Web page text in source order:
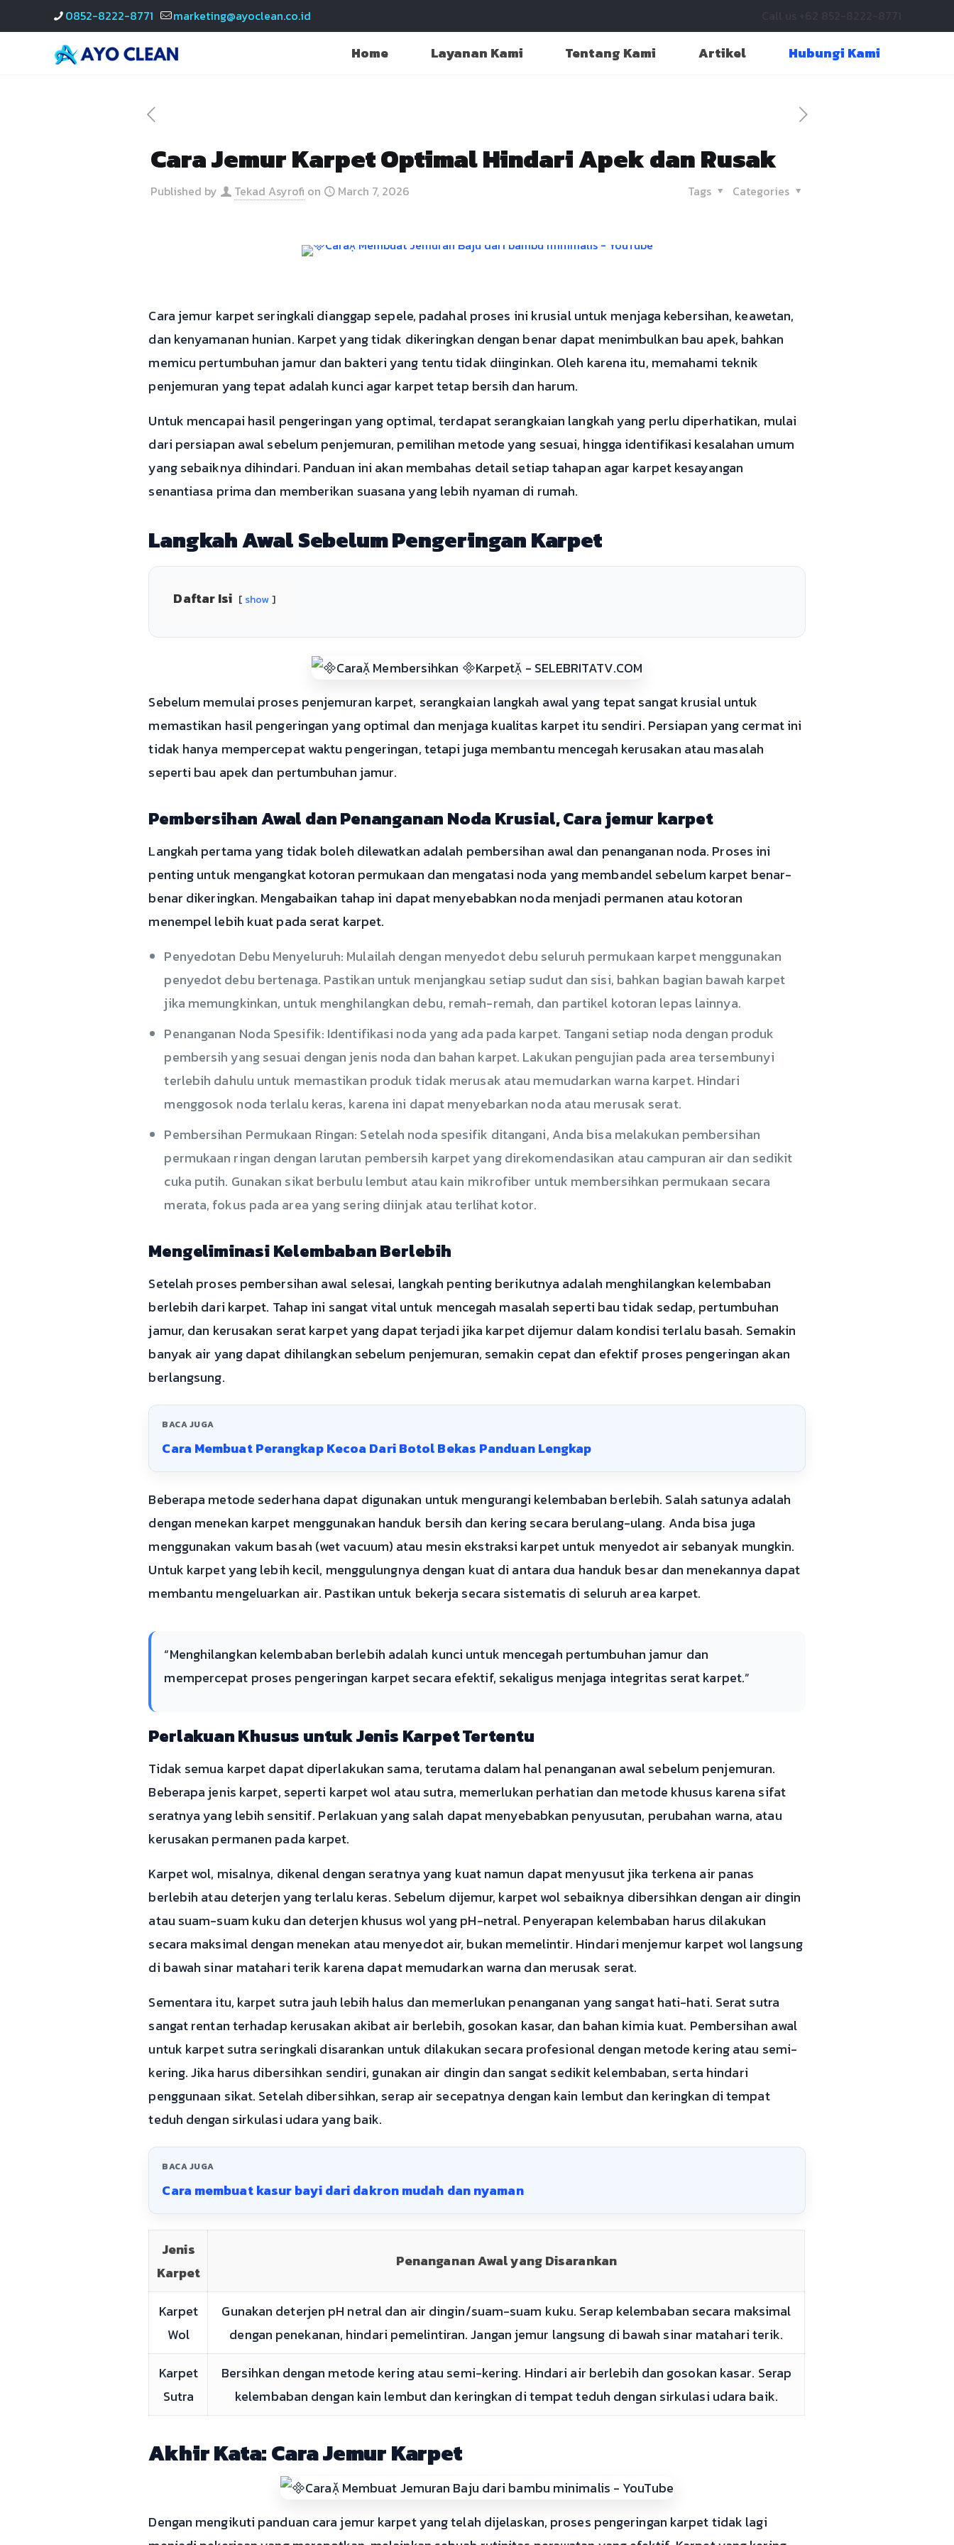
0852-8222-8771 marketing@ayoclean.co.id
Home Layanan Kami Tentang Kami Artikel Hubungi Kami
Cara Jemur Karpet Optimal Hindari Apek dan Rusak
Published by Tekad Asyrofi on March 7, 2026 Categories
Tags
Cara jemur karpet seringkali dianggap sepele, padahal proses ini krusial untuk menjaga kebersihan, keawetan,
dan kenyamanan hunian. Karpet yang tidak dikeringkan dengan benar dapat menimbulkan bau apek, bahkan
memicu pertumbuhan jamur dan bakteri yang tentu tidak diinginkan. Oleh karena itu, memahami teknik
penjemuran yang tepat adalah kunci agar karpet tetap bersih dan harum.
Untuk mencapai hasil pengeringan yang optimal, terdapat serangkaian langkah yang perlu diperhatikan, mulai
dari persiapan awal sebelum penjemuran, pemilihan metode yang sesuai, hingga identifikasi kesalahan umum
yang sebaiknya dihindari. Panduan ini akan membahas detail setiap tahapan agar karpet kesayangan
senantiasa prima dan memberikan suasana yang lebih nyaman di rumah.
Langkah Awal Sebelum Pengeringan Karpet
Daftar Isi show
Sebelum memulai proses penjemuran karpet, serangkaian langkah awal yang tepat sangat krusial untuk
memastikan hasil pengeringan yang optimal dan menjaga kualitas karpet itu sendiri. Persiapan yang cermat ini
tidak hanya mempercepat waktu pengeringan, tetapi juga membantu mencegah kerusakan atau masalah
seperti bau apek dan pertumbuhan jamur.
Pembersihan Awal dan Penanganan Noda Krusial, Cara jemur karpet
Langkah pertama yang tidak boleh dilewatkan adalah pembersihan awal dan penanganan noda. Proses ini
penting untuk mengangkat kotoran permukaan dan mengatasi noda yang membandel sebelum karpet benar-
benar dikeringkan. Mengabaikan tahap ini dapat menyebabkan noda menjadi permanen atau kotoran
menempel lebih kuat pada serat karpet.
Penyedotan Debu Menyeluruh: Mulailah dengan menyedot debu seluruh permukaan karpet menggunakan
penyedot debu bertenaga. Pastikan untuk menjangkau setiap sudut dan sisi, bahkan bagian bawah karpet
jika memungkinkan, untuk menghilangkan debu, remah-remah, dan partikel kotoran lepas lainnya.
Penanganan Noda Spesifik: Identifikasi noda yang ada pada karpet. Tangani setiap noda dengan produk
pembersih yang sesuai dengan jenis noda dan bahan karpet. Lakukan pengujian pada area tersembunyi
terlebih dahulu untuk memastikan produk tidak merusak atau memudarkan warna karpet. Hindari
menggosok noda terlalu keras, karena ini dapat menyebarkan noda atau merusak serat.
Pembersihan Permukaan Ringan: Setelah noda spesifik ditangani, Anda bisa melakukan pembersihan
permukaan ringan dengan larutan pembersih karpet yang direkomendasikan atau campuran air dan sedikit
cuka putih. Gunakan sikat berbulu lembut atau kain mikrofiber untuk membersihkan permukaan secara
merata, fokus pada area yang sering diinjak atau terlihat kotor.
Mengeliminasi Kelembaban Berlebih
Setelah proses pembersihan awal selesai, langkah penting berikutnya adalah menghilangkan kelembaban
berlebih dari karpet. Tahap ini sangat vital untuk mencegah masalah seperti bau tidak sedap, pertumbuhan
jamur, dan kerusakan serat karpet yang dapat terjadi jika karpet dijemur dalam kondisi terlalu basah. Semakin
banyak air yang dapat dihilangkan sebelum penjemuran, semakin cepat dan efektif proses pengeringan akan
berlangsung.
BACA JUGA
Cara Membuat Perangkap Kecoa Dari Botol Bekas Panduan Lengkap
Beberapa metode sederhana dapat digunakan untuk mengurangi kelembaban berlebih. Salah satunya adalah
dengan menekan karpet menggunakan handuk bersih dan kering secara berulang-ulang. Anda bisa juga
menggunakan vakum basah (wet vacuum) atau mesin ekstraksi karpet untuk menyedot air sebanyak mungkin.
Untuk karpet yang lebih kecil, menggulungnya dengan kuat di antara dua handuk besar dan menekannya dapat
membantu mengeluarkan air. Pastikan untuk bekerja secara sistematis di seluruh area karpet.
“Menghilangkan kelembaban berlebih adalah kunci untuk mencegah pertumbuhan jamur dan
mempercepat proses pengeringan karpet secara efektif, sekaligus menjaga integritas serat karpet.”
Perlakuan Khusus untuk Jenis Karpet Tertentu
Tidak semua karpet dapat diperlakukan sama, terutama dalam hal penanganan awal sebelum penjemuran.
Beberapa jenis karpet, seperti karpet wol atau sutra, memerlukan perhatian dan metode khusus karena sifat
seratnya yang lebih sensitif. Perlakuan yang salah dapat menyebabkan penyusutan, perubahan warna, atau
kerusakan permanen pada karpet.
Karpet wol, misalnya, dikenal dengan seratnya yang kuat namun dapat menyusut jika terkena air panas
berlebih atau deterjen yang terlalu keras. Sebelum dijemur, karpet wol sebaiknya dibersihkan dengan air dingin
atau suam-suam kuku dan deterjen khusus wol yang pH-netral. Penyerapan kelembaban harus dilakukan
secara maksimal dengan menekan atau menyedot air, bukan memelintir. Hindari menjemur karpet wol langsung
di bawah sinar matahari terik karena dapat memudarkan warna dan merusak serat.
Sementara itu, karpet sutra jauh lebih halus dan memerlukan penanganan yang sangat hati-hati. Serat sutra
sangat rentan terhadap kerusakan akibat air berlebih, gosokan kasar, dan bahan kimia kuat. Pembersihan awal
untuk karpet sutra seringkali disarankan untuk dilakukan secara profesional dengan metode kering atau semi-
kering. Jika harus dibersihkan sendiri, gunakan air dingin dan sangat sedikit kelembaban, serta hindari
penggunaan sikat. Setelah dibersihkan, serap air secepatnya dengan kain lembut dan keringkan di tempat
teduh dengan sirkulasi udara yang baik.
BACA JUGA
Cara membuat kasur bayi dari dakron mudah dan nyaman
Jenis
Karpet
Penanganan Awal yang Disarankan
Karpet
Wol
Gunakan deterjen pH netral dan air dingin/suam-suam kuku. Serap kelembaban secara maksimal
dengan penekanan, hindari pemelintiran. Jangan jemur langsung di bawah sinar matahari terik.
Karpet
Sutra
Bersihkan dengan metode kering atau semi-kering. Hindari air berlebih dan gosokan kasar. Serap
kelembaban dengan kain lembut dan keringkan di tempat teduh dengan sirkulasi udara baik.
Akhir Kata: Cara Jemur Karpet
Dengan mengikuti panduan cara jemur karpet yang telah dijelaskan, proses pengeringan karpet tidak lagi